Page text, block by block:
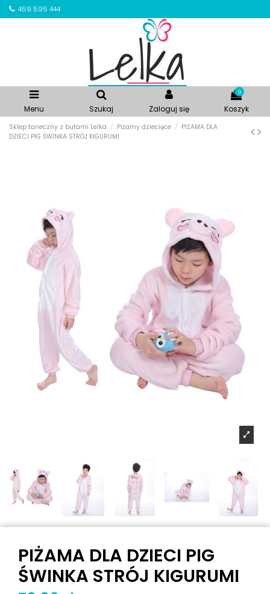
459 595 444
Menu Szukaj Zaloguj się
0
Koszyk
Sklep taneczny z butami Lelka Piżamy dziecięce
PIŻAMA DLA
DZIECI PIG ŚWINKA STRÓJ KIGURUMI
PIŻAMA DLA DZIECI PIG
ŚWINKA STRÓJ KIGURUMI